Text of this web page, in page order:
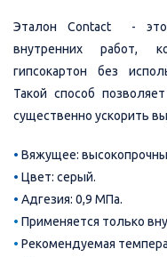
Эталон Contact - это
внутренних работ,
гипсокартон без
Такой способ
существенно ускорить
• Вяжущее:
• Цвет: серый.
• Адгезия: 0,9 МПа.
• Применяется только
• Рекомендуемая